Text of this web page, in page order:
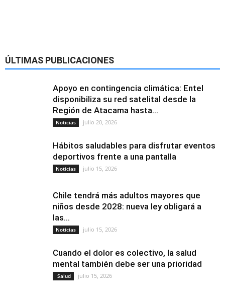
ÚLTIMAS PUBLICACIONES
Apoyo en contingencia climática: Entel
disponibiliza su red satelital desde la
Región de Atacama hasta...
Noticias julio 20, 2026
Hábitos saludables para disfrutar eventos
deportivos frente a una pantalla
Noticias julio 15, 2026
Chile tendrá más adultos mayores que
niños desde 2028: nueva ley obligará a
las...
Noticias julio 15, 2026
Cuando el dolor es colectivo, la salud
mental también debe ser una prioridad
Salud julio 15, 2026